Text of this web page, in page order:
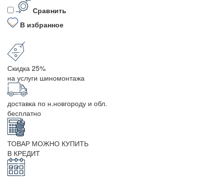
Сравнить
В избранное
Скидка 25%
на услуги шиномонтажа
доставка по н.новгороду и обл.
бесплатно
ТОВАР МОЖНО КУПИТЬ
В КРЕДИТ